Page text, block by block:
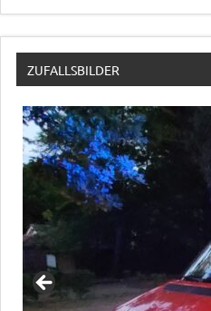
ZUFALLSBILDER